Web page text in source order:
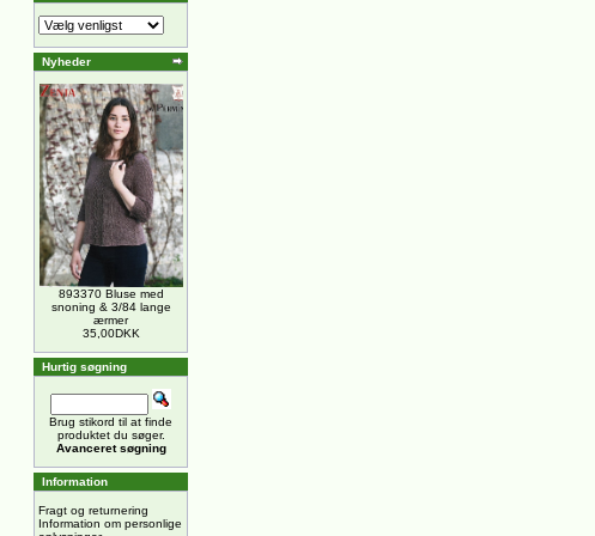
Nyheder
893370 Bluse med
snoning & 3/84 lange
ærmer
35,00DKK
Hurtig søgning
Brug stikord til at finde
produktet du søger.
Avanceret søgning
Information
Fragt og returnering
Information om personlige